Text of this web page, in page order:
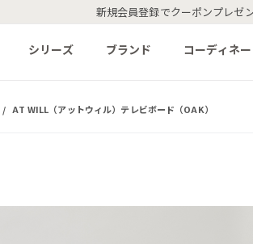
新規会員登録でクーポンプレゼ
シリーズ ブランド コーディネ
/ AT WILL（アットウィル）テレビボード（OAK）